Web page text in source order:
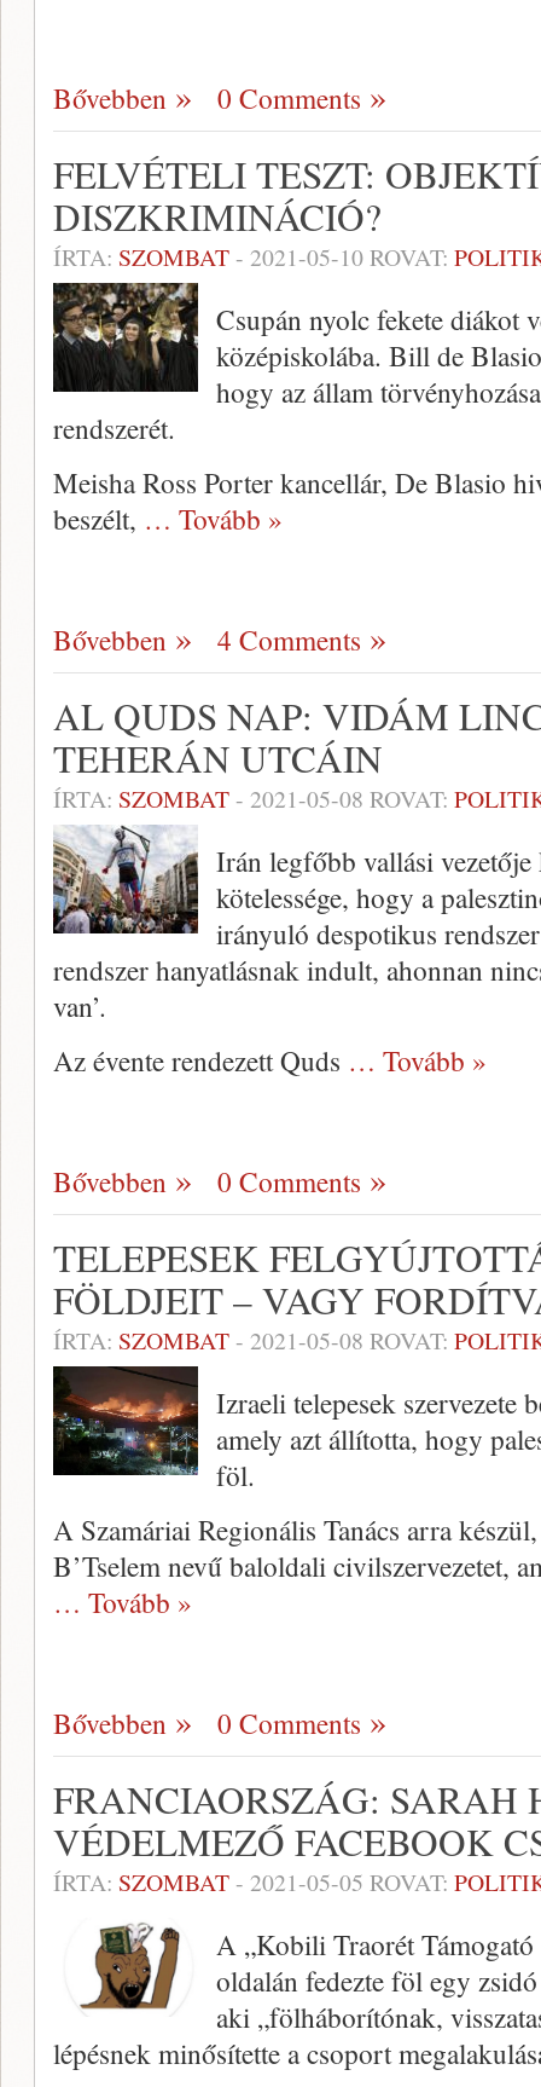
Bővebben 0 Comments
FELVÉTELI TESZT:
DISZKRIMINÁCIÓ?
ÍRTA: SZOMBAT- 2021-05-10ROVAT:
Csupán nyolc fekete diákot
középiskolába. Bill de
hogy az állam
rendszerét.
Meisha Ross Porter kancellár, De Blasio
beszélt, … Tovább »
Bővebben 4 Comments
AL QUDS NAP: VIDÁM
TEHERÁN UTCÁIN
ÍRTA: SZOMBAT- 2021-05-08 ROVAT:
Irán legfőbb vallási
kötelessége, hogy a
irányuló despotikus
rendszer hanyatlásnak indult, ahonnan
van’.
Az évente rendezett Quds … Tovább »
Bővebben 0 Comments
TELEPESEK
FÖLDJEIT – VAGY
ÍRTA: SZOMBAT- 2021-05-08 ROVAT:
Izraeli telepesek
amely azt állította, hogy
föl.
A Szamáriai Regionális Tanács arra
B’Tselem nevű baloldali civilszervezetet,
… Tovább »
Bővebben 0 Comments
FRANCIAORSZÁG:
VÉDELMEZŐ FACEBOOK
ÍRTA: SZOMBAT- 2021-05-05 ROVAT:
A „Kobili Traorét
oldalán fedezte föl egy
aki „fölháborítónak,
lépésnek minősítette a csoport